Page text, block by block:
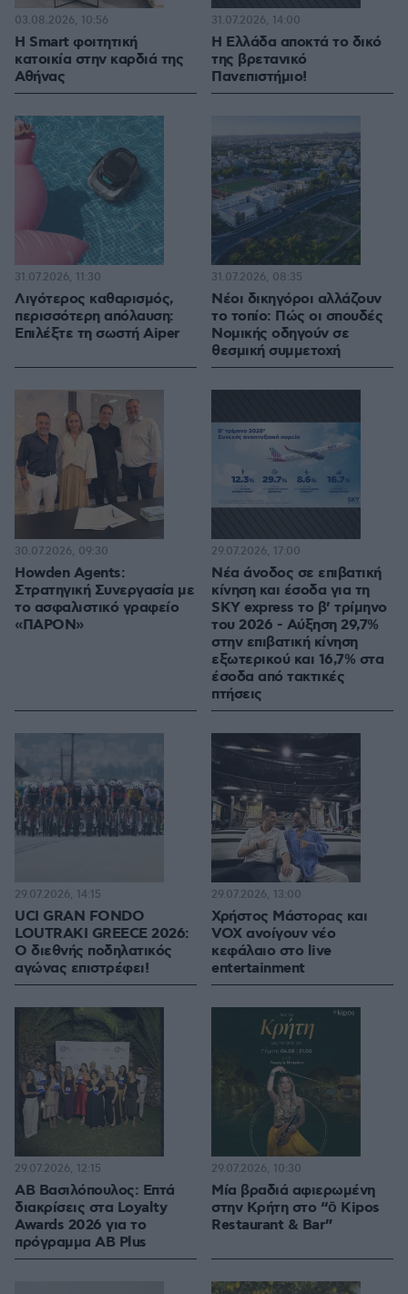
Η Smart φοιτητική
κατοικία στην καρδιά της
Αθήνας
03.08.2026, 10:56
Η Ελλάδα αποκτά το δικό
της βρετανικό
Πανεπιστήμιο!
31.07.2026, 14:00
Λιγότερος καθαρισμός,
περισσότερη απόλαυση:
Επιλέξτε τη σωστή Aiper
31.07.2026, 11:30
Νέοι δικηγόροι αλλάζουν
το τοπίο: Πώς οι σπουδές
Νομικής οδηγούν σε
θεσμική συμμετοχή
31.07.2026, 08:35
Howden Agents:
Στρατηγική Συνεργασία με
το ασφαλιστικό γραφείο
«ΠΑΡΟΝ»
30.07.2026, 09:30
Νέα άνοδος σε επιβατική
κίνηση και έσοδα για τη
SKY express το β’ τρίμηνο
του 2026 - Αύξηση 29,7%
στην επιβατική κίνηση
εξωτερικού και 16,7% στα
έσοδα από τακτικές
πτήσεις
29.07.2026, 17:00
UCI GRAN FONDO
LOUTRAKI GREECE 2026:
Ο διεθνής ποδηλατικός
αγώνας επιστρέφει!
29.07.2026, 14:15
Χρήστος Μάστορας και
VOX ανοίγουν νέο
κεφάλαιο στο live
entertainment
29.07.2026, 13:00
ΑΒ Βασιλόπουλος: Επτά
διακρίσεις στα Loyalty
Awards 2026 για το
πρόγραμμα AB Plus
29.07.2026, 12:15
Μία βραδιά αφιερωμένη
στην Κρήτη στο “ō Kipos
Restaurant & Bar”
29.07.2026, 10:30